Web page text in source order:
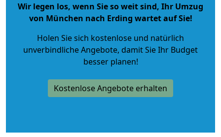
Wir legen los, wenn Sie so weit sind, Ihr Umzug
von München nach Erding wartet auf Sie!
Holen Sie sich kostenlose und natürlich
unverbindliche Angebote, damit Sie Ihr Budget
besser planen!
Kostenlose Angebote erhalten